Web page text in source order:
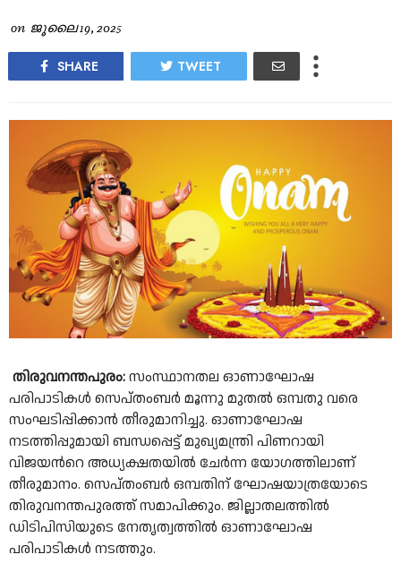
on ജൂലൈ 19, 2025
SHARE TWEET
തിരുവനന്തപുരം:സംസ്ഥാനതല ഓണാഘോഷ
പരിപാടികൾ സെപ്തംബർ മൂന്നു മുതൽ ഒമ്പതു വരെ
സംഘടിപ്പിക്കാൻ തീരുമാനിച്ചു. ഓണാഘോഷ
നടത്തിപ്പുമായി ബന്ധപ്പെട്ട് മുഖ്യമന്ത്രി പിണറായി
വിജയന്‍റെ അധ്യക്ഷതയിൽ ചേർന്ന യോഗത്തിലാണ്
തീരുമാനം. സെപ്തംബർ ഒമ്പതിന് ഘോഷയാത്രയോടെ
തിരുവനന്തപുരത്ത് സമാപിക്കും. ജില്ലാതലത്തിൽ
ഡിടിപിസിയുടെ നേതൃത്വത്തിൽ ഓണാഘോഷ
പരിപാടികൾ നടത്തും.